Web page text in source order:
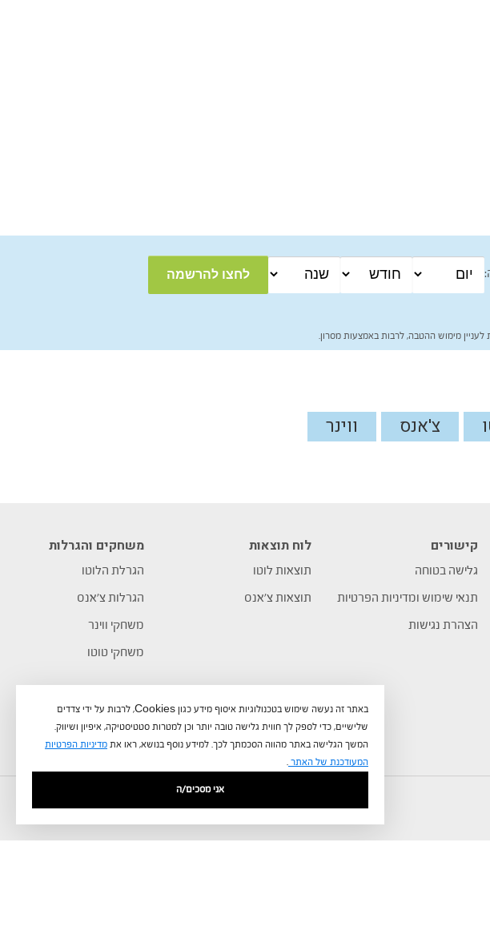
מימוש ההטבה, לרבות באמצעות מסרון.
צ'אנס ווינר
קישורים
גלישה בטוחה
תנאי שימוש ומדיניות הפרטיות
הצהרת נגישות
לוח תוצאות
תוצאות לוטו
תוצאות צ’אנס
משחקים והגרלות
הגרלת הלוטו
הגרלות צ’אנס
משחקי ווינר
משחקי טוטו
באתר זה נעשה שימוש בטכנולוגיות איסוף מידע כגון Cookies, לרבות על ידי צדדים
שלישיים, כדי לספק לך חווית גלישה טובה יותר וכן למטרות סטטיסטיקה, איפיון ושיווק.
המשך הגלישה באתר מהווה הסכמתך לכך. למידע נוסף בנושא, ראו את מדיניות הפרטיות
המעודכנת של האתר .
אני מסכים/ה